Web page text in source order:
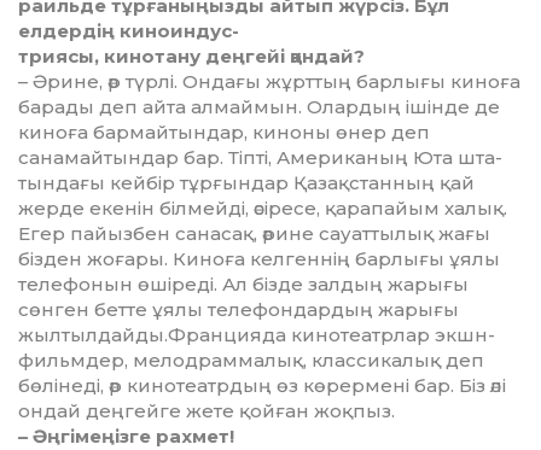
раильде тұрғаныңызды айтып жүрсіз. Бұл
елдердің киноиндус­-
т­рия­сы, кинотану деңгейі қандай?
– Әрине, әр түрлі. Ондағы жұрт­тың барлығы киноға
барады деп айта алмаймын. Олардың ішін­де де
киноға бармайтындар, ки­ноны өнер деп
санамайтындар бар. Тіпті, Американың Юта шта­
тын­­дағы кейбір тұрғындар Қа­зақ­стан­ның қай
жерде екенін біл­мей­ді, әсіресе, қарапайым халық.
Егер пайызбен санасақ, әрине сауат­ты­лық жағы
бізден жоғары. Киноға келгеннің барлығы ұялы
телефо­нын өшіреді. Ал бізде залдың жа­рығы
сөнген бетте ұялы теле­фон­дар­дың жарығы
жылтыл­дайды.Фран­цияда кинотеатрлар экшн-
фи­льмдер, мелодраммалық, клас­сикалық деп
бөлінеді, әр кино­теат­рдың өз көрермені бар. Біз әлі
он­дай деңгейге жете қойған жоқ­пыз.
– Әңгімеңізге рахмет!